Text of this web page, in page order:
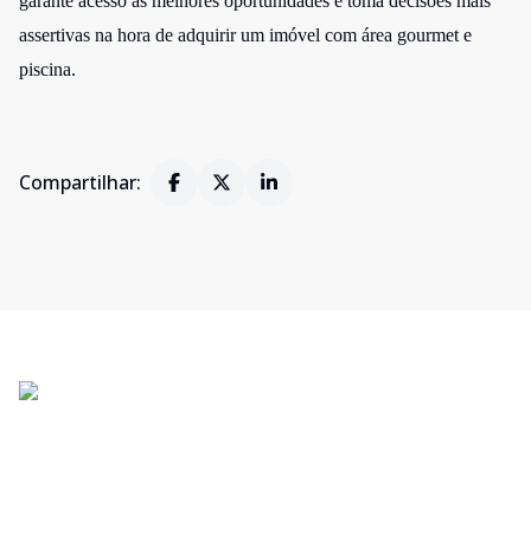
assertivas na hora de adquirir um imóvel com área gourmet e
piscina.
Compartilhar: